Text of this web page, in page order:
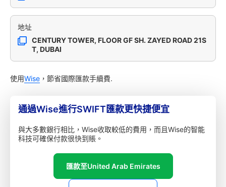
地址
CENTURY TOWER, FLOOR GF SH. ZAYED ROAD 21S
T, DUBAI
使用Wise ，節省國際匯款手續費.
通過Wise進行SWIFT匯款更快捷便宜
與大多數銀行相比，Wise收取較低的費用，而且Wise的智能
科技可確保付款很快到賬。
匯款至United Arab Emirates